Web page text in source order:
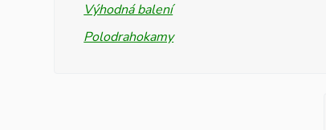
Výhodná balení
Polodrahokamy